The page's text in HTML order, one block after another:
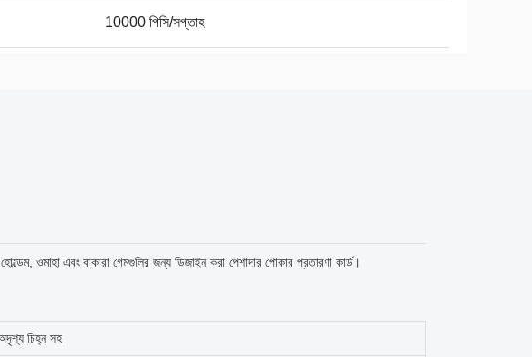
10000 পিসি/সপ্তাহ
ওমাহা এবং বাকারা গেমগুলির জন্য ডিজাইন করা পেশাদার পোকার প্রতারণা কার্ড।
অদৃশ্য চিহ্ন সহ